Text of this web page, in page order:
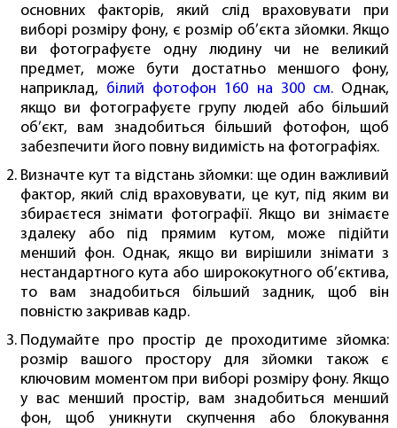
основних факторів, який слід враховувати при
виборі розміру фону, є розмір об’єкта зйомки. Якщо
ви фотографуєте одну людину чи не великий
предмет, може бути достатньо меншого фону,
наприклад, білий фотофон 160 на 300 см.Однак,
якщо ви фотографуєте групу людей або більший
об’єкт, вам знадобиться більший фотофон, щоб
забезпечити його повну видимість на фотографіях.
Визначте кут та відстань зйомки: ще один важливий
фактор, який слід враховувати, це кут, під яким ви
збираєтеся знімати фотографії. Якщо ви знімаєте
здалеку або під прямим кутом, може підійти
менший фон. Однак, якщо ви вирішили знімати з
нестандартного кута або ширококутного об’єктива,
то вам знадобиться більший задник, щоб він
повністю закривав кадр.
Подумайте про простір де проходитиме зйомка:
розмір вашого простору для зйомки також є
ключовим моментом при виборі розміру фону. Якщо
у вас менший простір, вам знадобиться менший
фон, щоб уникнути скупчення або блокування